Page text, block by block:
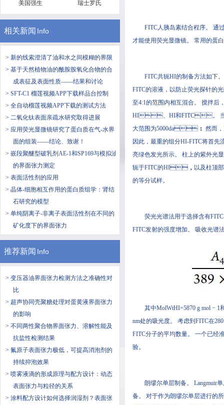
美国强生 瑞士罗氏
相关新闻 Info
> 新的线索澄清了油和水之间模糊的界限
> 基于天然植物油的酰胺胺氧化合物的合
成表征及表面性质——结果和讨论
> SFT-C1 榴莲视频APP下载样品台控制
> 全自动榴莲视频APP下载的测试方法
> 二氧化钛表面亲疏水研究取得进展
> 应用荧光显微镜研究了蛋白质在气-水界
面的组装——结论、致谢！
> 嵌段聚醚型破乳剂AE-1和SP169与模拟油
的界面张力测定
> 表面活性剂的应用
> 晶体-细胞相互作用的蛋白质组学：肾结
石研究的模型
> 单纯阴离子-非离子表面活性剂在不同的
矿化度下的界面张力
推荐新闻 Info
> 变压器油界面张力检测方法之准确性对
比
> 超声协同壳聚糖处理对蛋黄液界面张力
的影响
> 不同两性聚合物界面张力、溶解性能及
抗盐性检测结果
> 氟原子表面张力极低，可提高消泡剂的
持续抑泡效果
> 喷雾液滴的形成原理与配方设计：动态
表面张力与粒径的关系
> 涂料配方设计如何选择润湿剂？表面张
FITC人胰岛素结合程序。
才能使用荧光显微镜。 常用的蛋
FITC共轭HI的制备方法如下
FITC的溶液，以防止荧光探针
至4:1的范围内相互混合。 搅拌后
HI、HI和FITC。 当流经
大范围为5000da； 然而
因此，最重的组分HI-FITC将首
亮绿色发光所示。 柱上的紫外光
轭于FITC的HI，以及柱顶部的
的等分试样。
荧光光谱法用于选择含有FITC-HI
FITC发射的强度增加。 吸收光
其中MolWtHI=5870 g mol −
nm处的吸光度。 考虑到FITC
FITC分子的平均数量。 一个已
验。
朗缪尔单层制备。
备。 对于作为朗缪尔单层进